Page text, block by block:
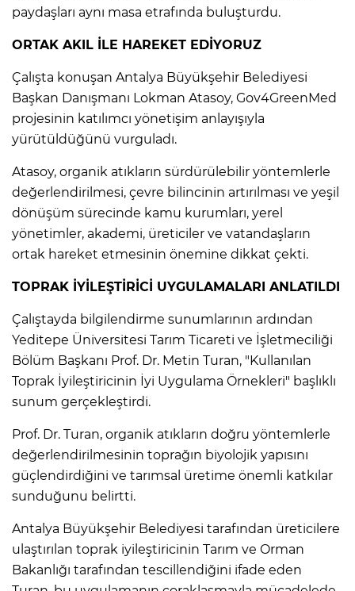
paydaşları aynı masa etrafında buluşturdu.
ORTAK AKIL İLE HAREKET EDİYORUZ
Çalışta konuşan Antalya Büyükşehir Belediyesi
Başkan Danışmanı Lokman Atasoy, Gov4GreenMed
projesinin katılımcı yönetişim anlayışıyla
yürütüldüğünü vurguladı.
Atasoy, organik atıkların sürdürülebilir yöntemlerle
değerlendirilmesi, çevre bilincinin artırılması ve yeşil
dönüşüm sürecinde kamu kurumları, yerel
yönetimler, akademi, üreticiler ve vatandaşların
ortak hareket etmesinin önemine dikkat çekti.
TOPRAK İYİLEŞTİRİCİ UYGULAMALARI ANLATILDI
Çalıştayda bilgilendirme sunumlarının ardından
Yeditepe Üniversitesi Tarım Ticareti ve İşletmeciliği
Bölüm Başkanı Prof. Dr. Metin Turan, "Kullanılan
Toprak İyileştiricinin İyi Uygulama Örnekleri" başlıklı
sunum gerçekleştirdi.
Prof. Dr. Turan, organik atıkların doğru yöntemlerle
değerlendirilmesinin toprağın biyolojik yapısını
güçlendirdiğini ve tarımsal üretime önemli katkılar
sunduğunu belirtti.
Antalya Büyükşehir Belediyesi tarafından üreticilere
ulaştırılan toprak iyileştiricinin Tarım ve Orman
Bakanlığı tarafından tescillendiğini ifade eden